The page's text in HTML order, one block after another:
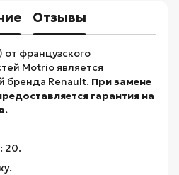
Отзывы
французского
Motrio является
бренда Renault. При замене
гарантия на
20.